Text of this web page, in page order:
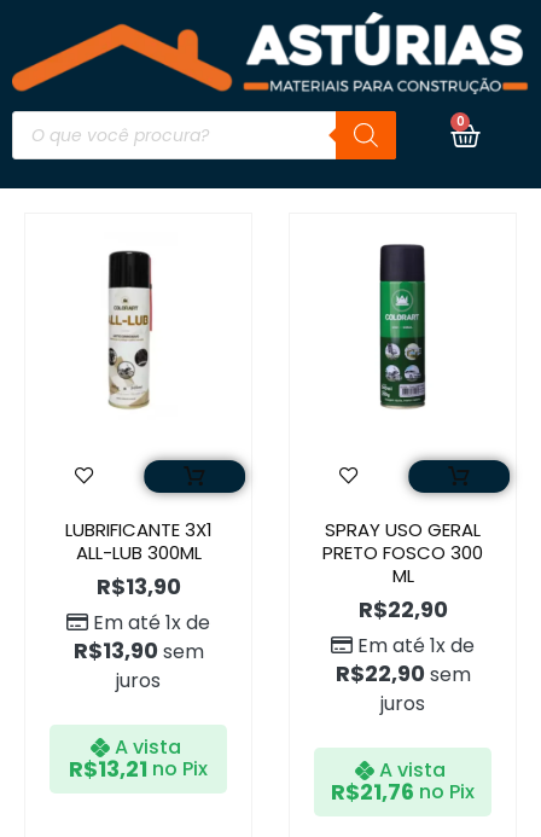
0
LUBRIFICANTE 3X1
ALL-LUB 300ML
R$13,90
Em até 1x de
R$13,90 sem
juros
A vista
R$13,21 no Pix
SPRAY USO GERAL
PRETO FOSCO 300
ML
R$22,90
Em até 1x de
R$22,90 sem
juros
A vista
R$21,76 no Pix